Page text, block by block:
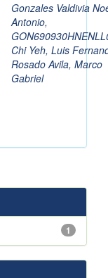
Gonzales Valdivia
Antonio,
Chi Yeh, Luis
Rosado Avila, Marco
Gabriel
1